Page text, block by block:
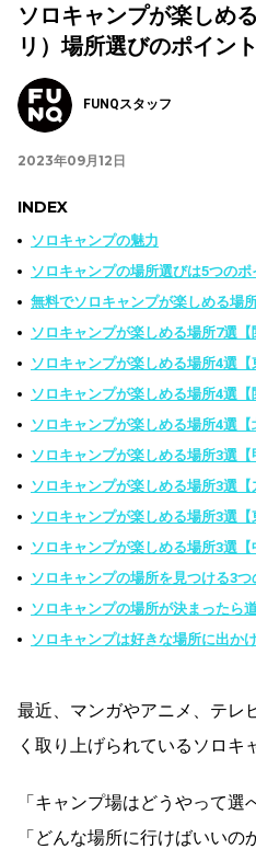
ソロキャンプが楽しめ
リ）場所選びのポイン
FUNQスタッフ
2023年09月12日
INDEX
ソロキャンプの魅力
ソロキャンプの場所選びは5つのポ
無料でソロキャンプが楽しめる場
ソロキャンプが楽しめる場所7選【
ソロキャンプが楽しめる場所4選【
ソロキャンプが楽しめる場所4選【
ソロキャンプが楽しめる場所4選【
ソロキャンプが楽しめる場所3選【
ソロキャンプが楽しめる場所3選【
ソロキャンプが楽しめる場所3選【
ソロキャンプが楽しめる場所3選【
ソロキャンプの場所を見つける3つ
ソロキャンプの場所が決まったら
ソロキャンプは好きな場所に出か
最近、マンガやアニメ、テレ
く取り上げられているソロキ
「キャンプ場はどうやって選
「どんな場所に行けばいいの